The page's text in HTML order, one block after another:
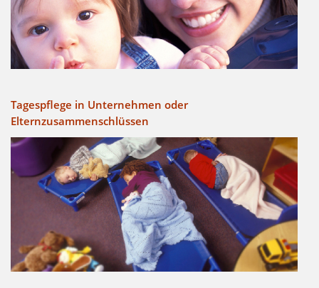
Tagespflege in Unternehmen oder
Elternzusammenschlüssen